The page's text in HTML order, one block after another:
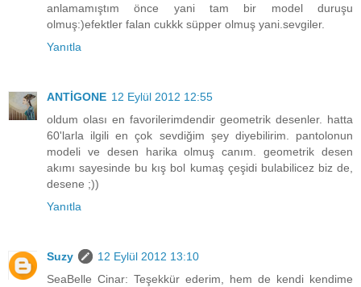
anlamamıştım önce yani tam bir model duruşu
olmuş:)efektler falan cukkk süpper olmuş yani.sevgiler.
Yanıtla
ANTİGONE 12 Eylül 2012 12:55
oldum olası en favorilerimdendir geometrik desenler. hatta
60'larla ilgili en çok sevdiğim şey diyebilirim. pantolonun
modeli ve desen harika olmuş canım. geometrik desen
akımı sayesinde bu kış bol kumaş çeşidi bulabilicez biz de,
desene ;))
Yanıtla
Suzy
12 Eylül 2012 13:10
SeaBelle Cinar: Teşekkür ederim, hem de kendi kendime